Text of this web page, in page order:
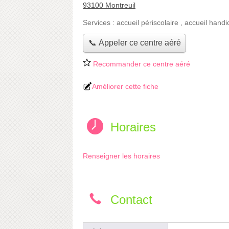
93100 Montreuil
Services : accueil périscolaire accueil
📞 Appeler ce centre aéré
Recommander ce centre aéré
Améliorer cette fiche
Horaires
Renseigner les horaires
Contact